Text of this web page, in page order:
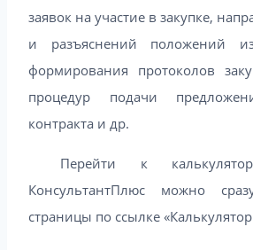
заявок на участие в закупке,
и разъяснений положений
формирования протоколов
процедур подачи
контракта и др.
Перейти к
КонсультантПлюс можно
страницы по ссылке